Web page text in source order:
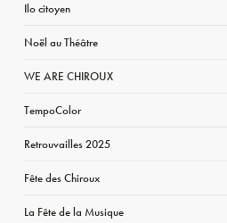
Ilo citoyen
Noël au Théâtre
WE ARE CHIROUX
TempoColor
Retrouvailles 2025
Fête des Chiroux
La Fête de la Musique